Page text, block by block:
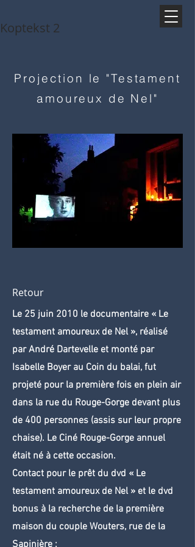
Koptekst 2
Projection le "Testament
amoureux de Nel"
Retour
Le 25 juin 2010 le documentaire « Le
testament amoureux de Nel », réalisé
par André Dartevelle et monté par
Isabelle Boyer au Coin du balai, fut
projeté pour la première fois en plein air
dans la rue du Rouge-Gorge devant plus
de 400 personnes (assis sur leur propre
chaise). Le Ciné Rouge-Gorge annuel
était né à cette occasion.
Contact pour le prêt du dvd « Le
testament amoureux de Nel » et le dvd
bonus à la recherche de la première
maison du couple Wouters, rue de la
Sapinière :